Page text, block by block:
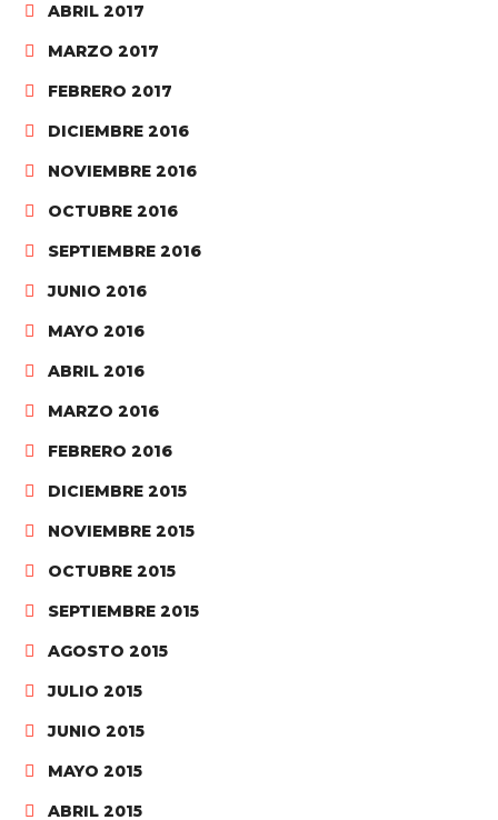
ABRIL 2017
MARZO 2017
FEBRERO 2017
DICIEMBRE 2016
NOVIEMBRE 2016
OCTUBRE 2016
SEPTIEMBRE 2016
JUNIO 2016
MAYO 2016
ABRIL 2016
MARZO 2016
FEBRERO 2016
DICIEMBRE 2015
NOVIEMBRE 2015
OCTUBRE 2015
SEPTIEMBRE 2015
AGOSTO 2015
JULIO 2015
JUNIO 2015
MAYO 2015
ABRIL 2015